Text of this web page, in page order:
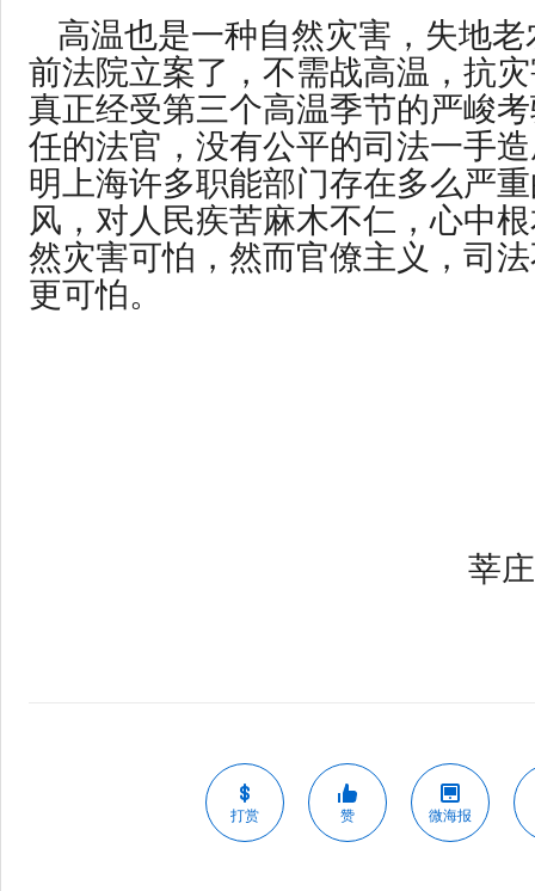
高温也是一种自然灾害，失地
前法院立案了，不需战高温，抗
真正经受第三个高温季节的严峻
任的法官，没有公平的司法一手
明上海许多职能部门存在多么严
风，对人民疾苦麻木不仁，心中
然灾害可怕，然而官僚主义，司
更可怕。
莘
打赏 赞 微海报